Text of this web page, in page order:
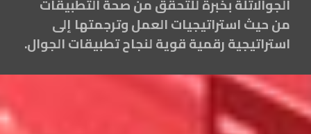
الجوالاتلة بخبرة للتحقق من صحة التطبيقات
من حيث استراتيجيات العمل وترجمتها إلى
استراتيجية رقمية قوية لنجاح تطبيقات الجوال.